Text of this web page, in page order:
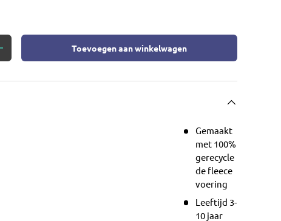
de hoeveelheidToevoegen aan winkelwagen
Gemaakt
met 100%
gerecycle
de fleece
voering
Leeftijd 3-
10 jaar